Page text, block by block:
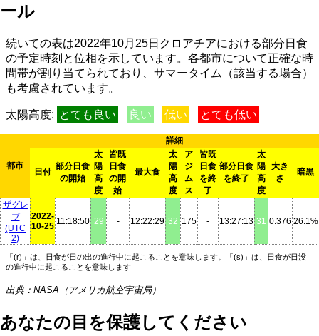
ール
続いての表は2022年10月25日クロアチアにおける部分日食
の予定時刻と位相を示しています。各都市について正確な時
間帯が割り当てられており、サマータイム（該当する場合）
も考慮されています。
太陽高度: とても良い 良い 低い とても低い
都市
詳細
日付
部分日食
の開始
太
陽
高
度
皆既
日食
の開
始
最大食
太
陽
高
度
ア
ジ
ム
ス
皆既
日食
を終
了
部分日食
を終了
太
陽
高
度
大き
さ
暗黒
ザグレ
ブ
(UTC
2)
2022-
10-25 11:18:50 29 - 12:22:29 32 175 - 13:27:13 31 0.376 26.1%
「(r)」は、日食が日の出の進行中に起こることを意味します。「(s)」は、日食が日没
の進行中に起こることを意味します
出典：NASA（アメリカ航空宇宙局）
あなたの目を保護してください